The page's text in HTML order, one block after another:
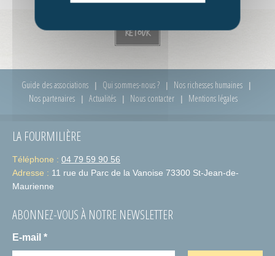
Retour
Guide des associations Qui sommes-nous ?
Nos richesses humaines
Nos partenaires
Actualités Nous contacter Mentions légales
LA FOURMILIÈRE
Téléphone : 04 79 59 90 56
Adresse : 11 rue du Parc de la Vanoise 73300 St-Jean-de-
Maurienne
ABONNEZ-VOUS À NOTRE NEWSLETTER
E-mail *